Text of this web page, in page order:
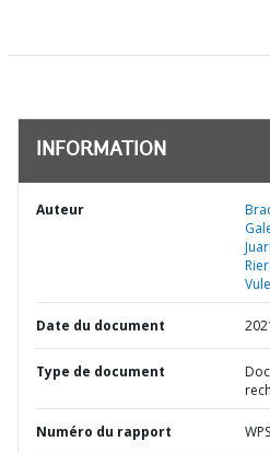
INFORMATION
Auteur
Date du document
Type de document
Numéro du rapport